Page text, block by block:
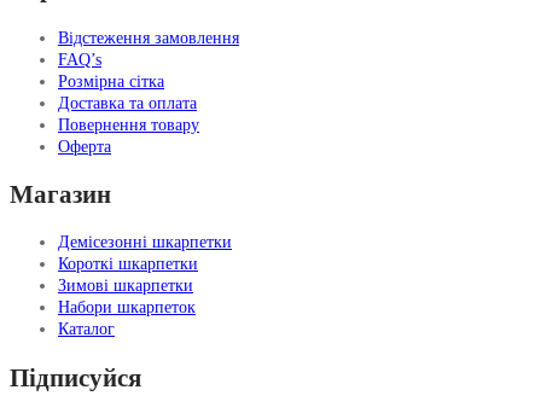
Відстеження замовлення
FAQ’s
Розмірна сітка
Доставка та оплата
Повернення товару
Оферта
Магазин
Демісезонні шкарпетки
Короткі шкарпетки
Зимові шкарпетки
Набори шкарпеток
Каталог
Підписуйся